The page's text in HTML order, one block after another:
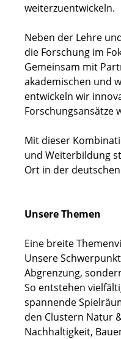
weiterzuentwickeln.
Neben der Lehre
die Forschung im
Gemeinsam mit
akademischen und
entwickeln wir
Forschungsansätze
Mit dieser
und Weiterbildung
Ort in der
Unsere Themen
Eine breite
Unsere
Abgrenzung,
So entstehen
spannende
den Clustern Natur
Nachhaltigkeit,